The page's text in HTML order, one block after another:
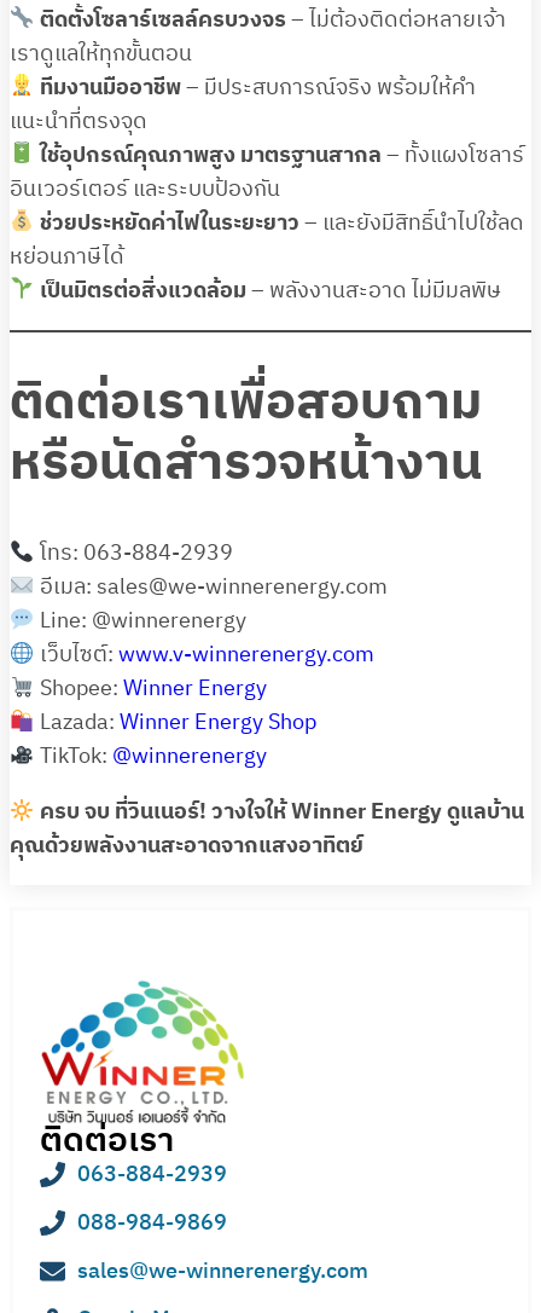
ติดตั้งโซลาร์เซลล์ครบวงจร– ไม่ต้องติดต่อหลายเจ้า
เราดูแลให้ทุกขั้นตอน
ทีมงานมืออาชีพ– มีประสบการณ์จริง พร้อมให้คำ
แนะนำที่ตรงจุด
ใช้อุปกรณ์คุณภาพสูง มาตรฐานสากล– ทั้งแผงโซลาร์
อินเวอร์เตอร์ และระบบป้องกัน
ช่วยประหยัดค่าไฟในระยะยาว– และยังมีสิทธิ์นำไปใช้ลด
หย่อนภาษีได้
เป็นมิตรต่อสิ่งแวดล้อม– พลังงานสะอาด ไม่มีมลพิษ
ติดต่อเราเพื่อสอบถาม
หรือนัดสำรวจหน้างาน
โทร: 063-884-2939
อีเมล: sales@we-winnerenergy.com
Line: @winnerenergy
เว็บไซต์:www.v-winnerenergy.com
Shopee:Winner Energy
Lazada:Winner Energy Shop
TikTok: @winnerenergy
ครบ จบ ที่วินเนอร์! วางใจให้ Winner Energy ดูแลบ้าน
คุณด้วยพลังงานสะอาดจากแสงอาทิตย์
ติดต่อเรา
063-884-2939
088-984-9869
sales@we-winnerenergy.com